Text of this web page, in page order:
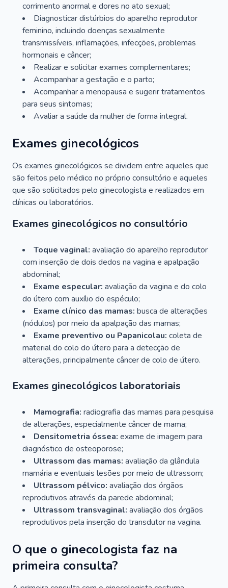
corrimento anormal e dores no ato sexual;
Diagnosticar distúrbios do aparelho reprodutor
feminino, incluindo doenças sexualmente
transmissíveis, inflamações, infecções, problemas
hormonais e câncer;
Realizar e solicitar exames complementares;
Acompanhar a gestação e o parto;
Acompanhar a menopausa e sugerir tratamentos
para seus sintomas;
Avaliar a saúde da mulher de forma integral.
Exames ginecológicos
Os exames ginecológicos se dividem entre aqueles que
são feitos pelo médico no próprio consultório e aqueles
que são solicitados pelo ginecologista e realizados em
clínicas ou laboratórios.
Exames ginecológicos no consultório
Toque vaginal: avaliação do aparelho reprodutor
com inserção de dois dedos na vagina e apalpação
abdominal;
Exame especular: avaliação da vagina e do colo
do útero com auxílio do espéculo;
Exame clínico das mamas: busca de alterações
(nódulos) por meio da apalpação das mamas;
Exame preventivo ou Papanicolau: coleta de
material do colo do útero para a detecção de
alterações, principalmente câncer de colo de útero.
Exames ginecológicos laboratoriais
Mamografia: radiografia das mamas para pesquisa
de alterações, especialmente câncer de mama;
Densitometria óssea: exame de imagem para
diagnóstico de osteoporose;
Ultrassom das mamas: avaliação da glândula
mamária e eventuais lesões por meio de ultrassom;
Ultrassom pélvico: avaliação dos órgãos
reprodutivos através da parede abdominal;
Ultrassom transvaginal: avaliação dos órgãos
reprodutivos pela inserção do transdutor na vagina.
O que o ginecologista faz na
primeira consulta?